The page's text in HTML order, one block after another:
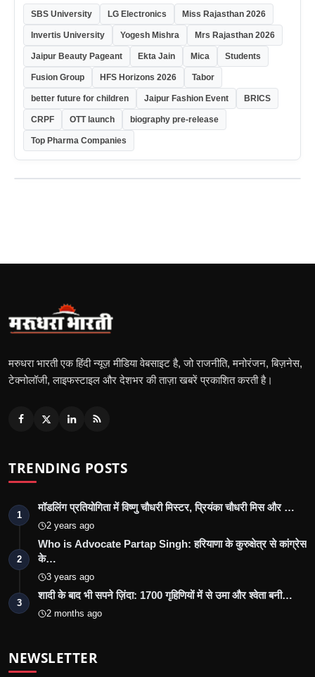
SBS University LG Electronics Miss Rajasthan 2026
Invertis University Yogesh Mishra Mrs Rajasthan 2026
Jaipur Beauty Pageant Ekta Jain Mica Students
Fusion Group HFS Horizons 2026 Tabor
better future for children Jaipur Fashion Event BRICS
CRPF OTT launch biography pre-release
Top Pharma Companies
मरुधरा भारती एक हिंदी न्यूज़ मीडिया वेबसाइट है, जो राजनीति, मनोरंजन, बिज़नेस,
टेक्नोलॉजी, लाइफस्टाइल और देशभर की ताज़ा खबरें प्रकाशित करती है।
TRENDING POSTS
1
मॉडलिंग प्रतियोगिता में विष्णु चौधरी मिस्टर, प्रियंका चौधरी मिस और …
2 years ago
2
Who is Advocate Partap Singh: हरियाणा के कुरुक्षेत्र से कांग्रेस
के…
3 years ago
3
शादी के बाद भी सपने ज़िंदा: 1700 गृहिणियों में से उमा और श्वेता बनी…
2 months ago
NEWSLETTER